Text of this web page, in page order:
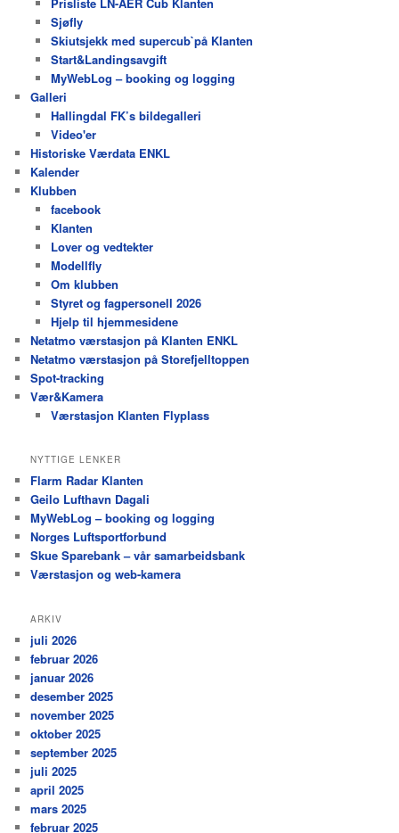
Sjøfly
Skiutsjekk med supercub`på Klanten
Start&Landingsavgift
MyWebLog – booking og logging
Galleri
Hallingdal FK’s bildegalleri
Video'er
Historiske Værdata ENKL
Kalender
Klubben
facebook
Klanten
Lover og vedtekter
Modellfly
Om klubben
Styret og fagpersonell 2026
Hjelp til hjemmesidene
Netatmo værstasjon på Klanten ENKL
Netatmo værstasjon på Storefjelltoppen
Spot-tracking
Vær&Kamera
Værstasjon Klanten Flyplass
NYTTIGE LENKER
Flarm Radar Klanten
Geilo Lufthavn Dagali
MyWebLog – booking og logging
Norges Luftsportforbund
Skue Sparebank – vår samarbeidsbank
Værstasjon og web-kamera
ARKIV
juli 2026
februar 2026
januar 2026
desember 2025
november 2025
oktober 2025
september 2025
juli 2025
april 2025
mars 2025
februar 2025